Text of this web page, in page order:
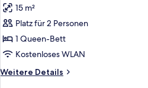
für
Economy-
Doppelzimmer,
1
Queen-
Bett
15 m²
Platz für 2 Personen
1 Queen-Bett
Kostenloses WLAN
Weitere Details
Weitere